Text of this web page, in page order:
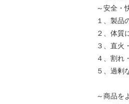
～安全・
１、製品
２、体質
３、直火
４、割れ
５、過剰
～商品を